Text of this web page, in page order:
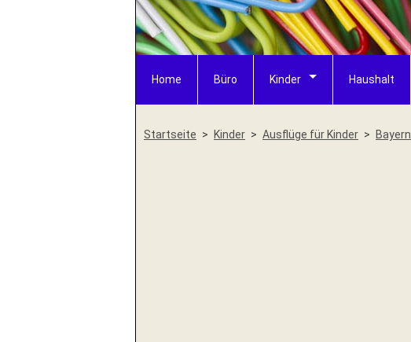
Home Büro Kinder Haushalt
Startseite Kinder Ausflüge für Kinder Bayern